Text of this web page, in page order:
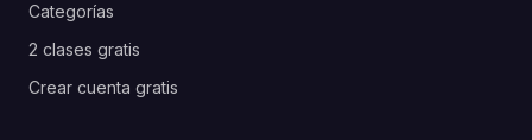
Categorías
2 clases gratis
Crear cuenta gratis